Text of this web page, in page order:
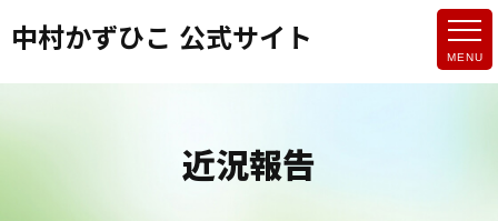
中村かずひこ 公式サイト
近況報告